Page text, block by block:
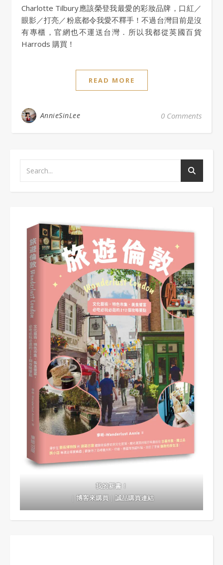
Charlotte Tilbury應該榮登我最愛的彩妝品牌，口紅／
眼影／打亮／粉底都令我愛不釋手！不過台灣目前是沒
有專櫃，官網也不運送台灣．所以我都從英國百貨
Harrods 購買！
READ MORE
AnnieSinLee 0 Comments
我的新書！
｜博客來購買｜誠品購買連結